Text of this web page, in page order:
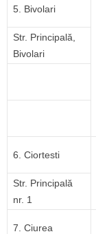
5. Bivolari
Str. Principală,
Bivolari
6. Ciortesti
Str. Principală
nr. 1
7. Ciurea